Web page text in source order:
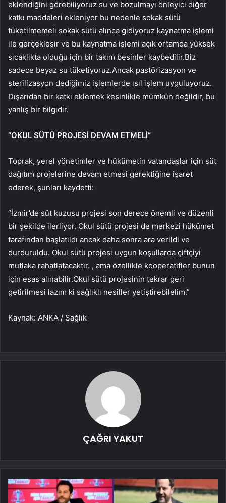
eklendiğini görebiliyoruz su ve bozulmayı önleyici diğer
katkı maddeleri ekleniyor bu nedenle sokak sütü
tüketilmemeli sokak sütü alınca gidiyoruz kaynatma işlemi
ile gerçekleşir ve bu kaynatma işlemi açık ortamda yüksek
sıcaklıkta olduğu için bir takım besinler kaybedilir.Biz
sadece beyaz su tüketiyoruz.Ancak pastörizasyon ve
sterilizasyon dediğimiz işlemlerde ısıl işlem uyguluyoruz.
Dışarıdan bir katkı eklemek kesinlikle mümkün değildir, bu
yanlış bir bilgidir.
“OKUL SÜTÜ PROJESİ DEVAM ETMELİ”
Toprak, yerel yönetimler ve hükümetin vatandaşlar için süt
dağıtım projelerine devam etmesi gerektiğine işaret
ederek, şunları kaydetti:
“İzmir’de süt kuzusu projesi son derece önemli ve düzenli
bir şekilde ilerliyor. Okul sütü projesi de merkezi hükümet
tarafından başlatıldı ancak daha sonra ara verildi ve
durduruldu. Okul sütü projesi uygun koşullarda çiftçiyi
mutlaka rahatlatacaktır. , ama özellikle kooperatifler bunun
için esas alınabilir.Okul sütü projesinin tekrar geri
getirilmesi lazım ki sağlıklı nesiller yetiştirebilelim.”
Kaynak: ANKA / Sağlık
ÇAĞRI YAKUT